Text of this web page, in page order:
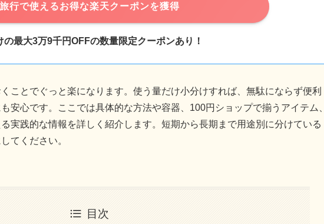
旅行で使えるお得な楽天クーポンを獲得
の最大3万9千円OFFの数量限定クーポンあり！
ことでぐっと楽になります。使う量だけ小分けすれば、無駄にならず便利
安心です。ここでは具体的な方法や容器、100円ショップで揃うアイテム、
実践的な情報を詳しく紹介します。短期から長期まで用途別に分けている
てください。
目次